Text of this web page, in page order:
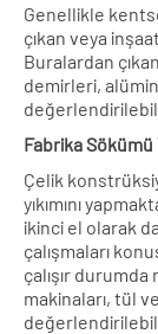
Genellikle
çıkan veya
Buralardan
demirleri,
Fabrika Sökümü
Çelik
yıkımını
ikinci el olarak
çalışmaları
çalışır
makinaları, tül